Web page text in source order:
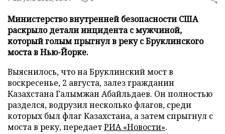
Министерство внутренней безопасности США
раскрыло детали инцидента с мужчиной,
который голым прыгнул в реку с Бруклинского
моста в Нью-Йорке.
Выяснилось, что на Бруклинский мост в
воскресенье, 2 августа, залез гражданин
Казахстана Галымжан Абайльдаев. Он полностью
разделся, водрузил несколько флагов, среди
которых был флаг Казахстана, а затем спрыгнул с
моста в реку, передаетРИА «Новости».